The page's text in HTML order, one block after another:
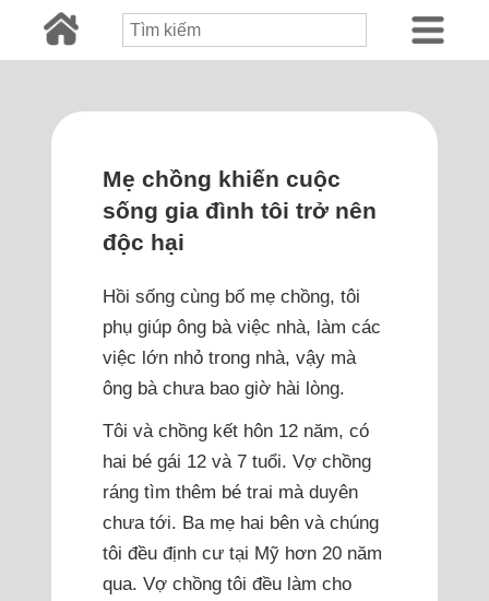
Mẹ chồng khiến cuộc
sống gia đình tôi trở nên
độc hại
Hồi sống cùng bố mẹ chồng, tôi
phụ giúp ông bà việc nhà, làm các
việc lớn nhỏ trong nhà, vậy mà
ông bà chưa bao giờ hài lòng.
Tôi và chồng kết hôn 12 năm, có
hai bé gái 12 và 7 tuổi. Vợ chồng
ráng tìm thêm bé trai mà duyên
chưa tới. Ba mẹ hai bên và chúng
tôi đều định cư tại Mỹ hơn 20 năm
qua. Vợ chồng tôi đều làm cho